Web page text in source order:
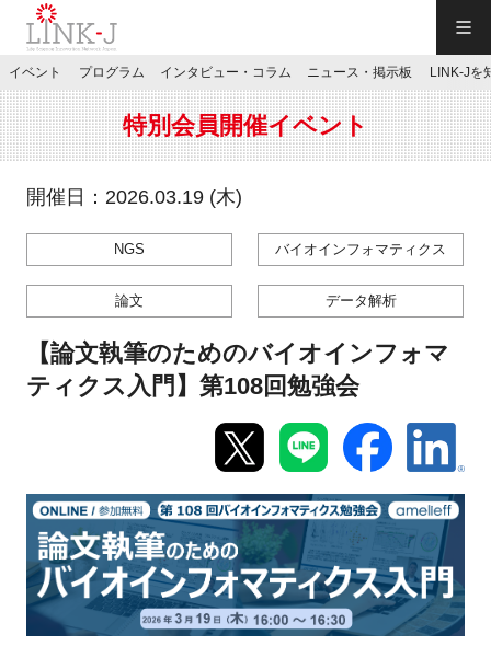
JP／EN
特別会員専用メニュー
お問い合わせ
新規登録
イベント
イベント プログラム インタビュー・コラム ニュース・掲示板 LINK-Jを
特別会員開催イベント
開催日：2026.03.19 (木)
NGS バイオインフォマティクス
論文 データ解析
【論文執筆のためのバイオインフォマ
ティクス入門】第108回勉強会